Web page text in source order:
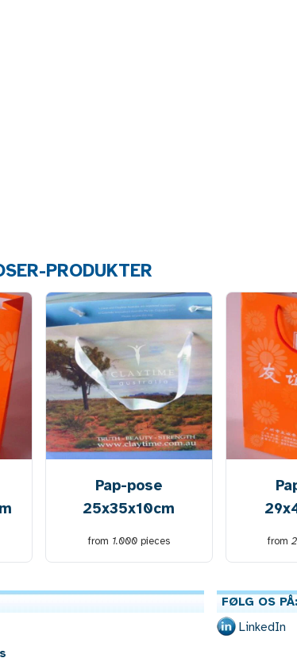
PRODUKTER
Pap-pose
25x35x10cm
from 1.000pieces from
FØLG OS
LinkedIn